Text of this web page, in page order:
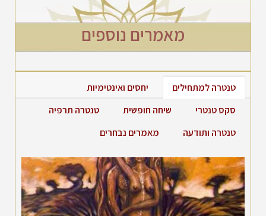
מאמרים נוספים
טנטרה למתחילים
יחסים ואינטימיות
סקס טנטרי
שיחה חופשית
טנטרה תרפיה
טנטרה ותודעה
מאמרים נבחרים